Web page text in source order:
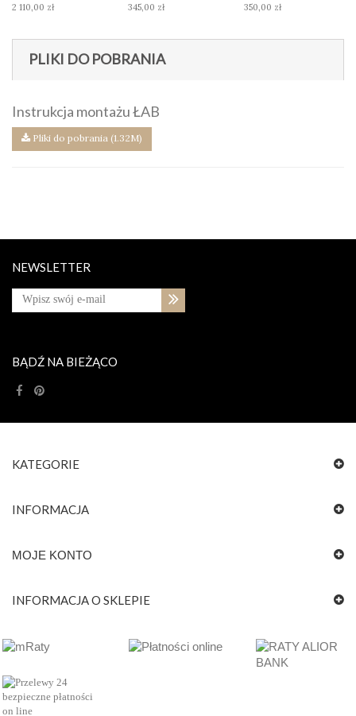
2 110,00 zł 345,00 zł 350,00 zł
PLIKI DO POBRANIA
Instrukcja montażu ŁAB
Pliki do pobrania (1.32M)
NEWSLETTER
BĄDŹ NA BIEŻĄCO
KATEGORIE
INFORMACJA
MOJE KONTO
INFORMACJA O SKLEPIE